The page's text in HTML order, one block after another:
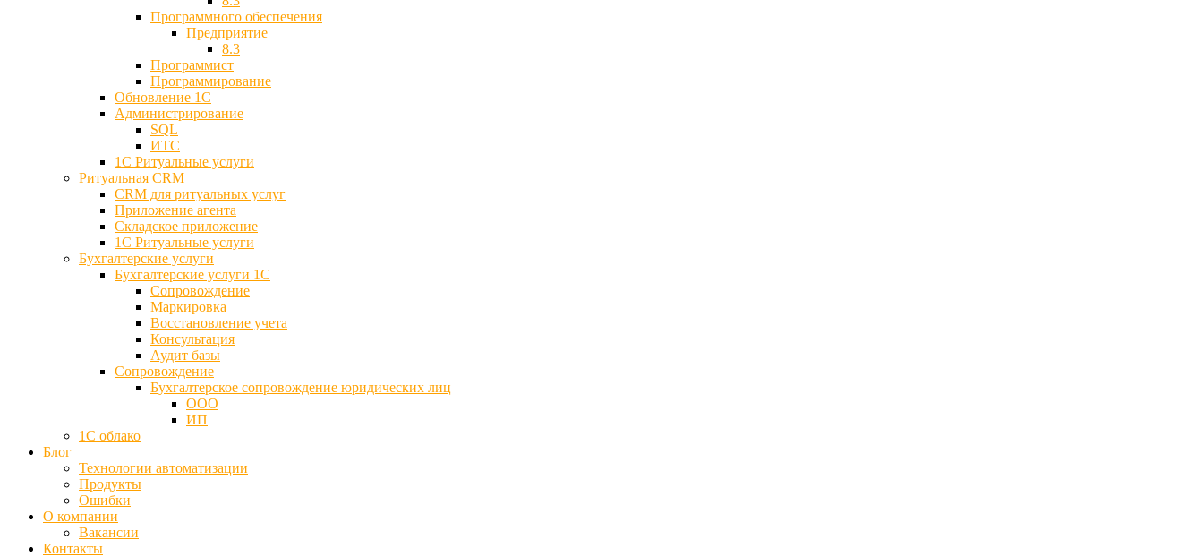
Программного обеспечения
Предприятие
8.3
Программист
Программирование
Обновление 1С
Администрирование
SQL
ИТС
1С Ритуальные услуги
Ритуальная CRM
CRM для ритуальных услуг
Приложение агента
Складское приложение
1С Ритуальные услуги
Бухгалтерские услуги
Бухгалтерские услуги 1С
Сопровождение
Маркировка
Восстановление учета
Консультация
Аудит базы
Cопровождение
Бухгалтерское сопровождение юридических лиц
ООО
ИП
1С облако
Блог
Технологии автоматизации
Продукты
Ошибки
О компании
Вакансии
Контакты